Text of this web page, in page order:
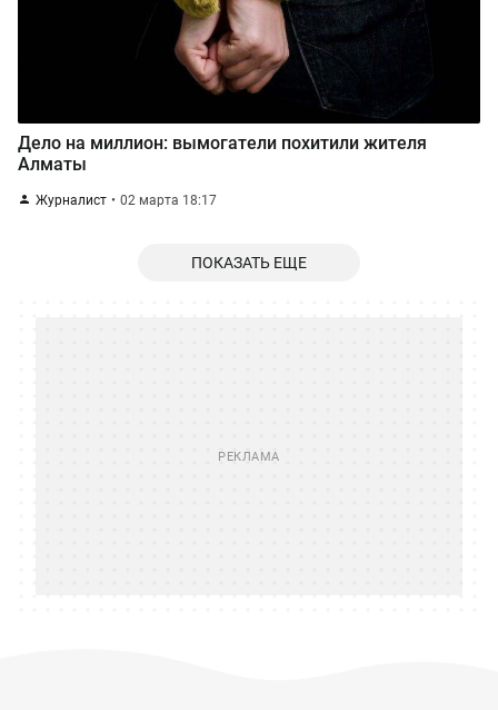
Дело на миллион: вымогатели похитили жителя
Алматы
Журналист 02 марта 18:17
ПОКАЗАТЬ ЕЩЕ